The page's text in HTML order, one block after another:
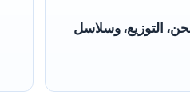
التوزيع، وسلاسل